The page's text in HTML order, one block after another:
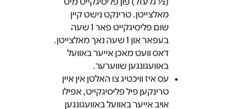
מאלצייטן. טרינקט נישט קיין
שום פליסיגקייט פאר 1 שעה
בעפאר און 1 שעה נאך מאלצייטן.
דאס וועט מאכן אייער באוועל
באוועגונגען שווערער.
עס איז וויכטיג צו האלטן אין איין
טרינקען פיל פליסיגקייט, אפילו
אויב אייער באוועל באוועגונגען